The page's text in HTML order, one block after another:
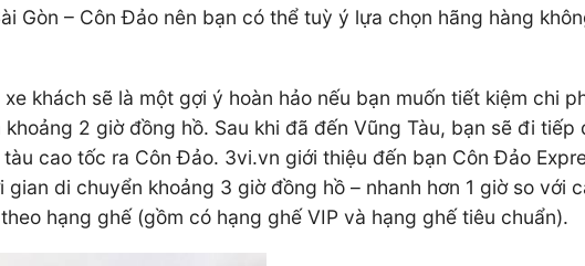
Gòn – Côn Đảo nên bạn có thể tuỳ ý lựa chọn hãng hàng
khách sẽ là một gợi ý hoàn hảo nếu bạn muốn tiết kiệm chi
2 giờ đồng hồ. Sau khi đã đến Vũng Tàu, bạn sẽ đi
cao tốc ra Côn Đảo. 3vi.vn giới thiệu đến bạn Côn Đảo
di chuyển khoảng 3 giờ đồng hồ – nhanh hơn 1 giờ so với
hạng ghế (gồm có hạng ghế VIP và hạng ghế tiêu chuẩn).